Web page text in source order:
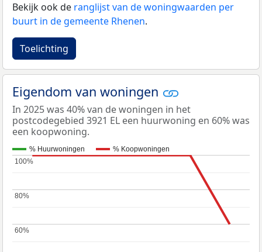
Bekijk ook de ranglijst van de woningwaarden per
buurt in de gemeente Rhenen.
Toelichting
Eigendom van woningen
In 2025 was 40% van de woningen in het
postcodegebied 3921 EL een huurwoning en 60% was
een koopwoning.
% Huurwoningen % Koopwoningen
60%
60%
80%
80%
100%
100%